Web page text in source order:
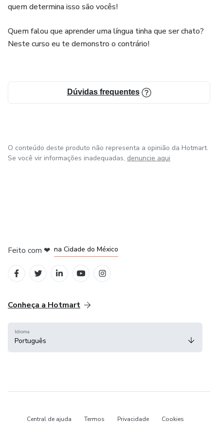
quem determina isso são vocês!
Quem falou que aprender uma língua tinha que ser chato?
Neste curso eu te demonstro o contrário!
Dúvidas frequentes
O conteúdo deste produto não representa a opinião da Hotmart.
Se você vir informações inadequadas, denuncie aqui
Feito com ❤ na Cidade do México
Conheça a Hotmart
Idioma
Português
Central de ajuda Termos Privacidade Cookies